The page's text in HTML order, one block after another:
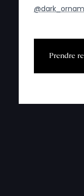
Prendre re